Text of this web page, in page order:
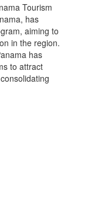
Tourism
has
aiming to
in the region.
has
to attract